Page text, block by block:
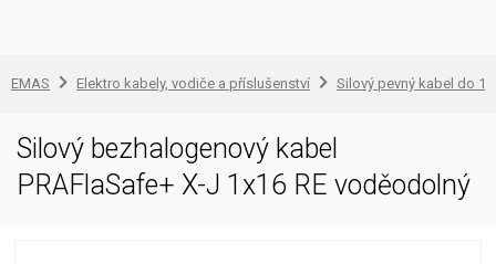
EMAS Elektro kabely, vodiče a příslušenství Silový pevný kabel do 1
Silový bezhalogenový kabel
PRAFlaSafe+ X-J 1x16 RE voděodolný